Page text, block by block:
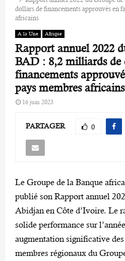
dollars de financements approuvés en
africains
A la Une Afrique
Rapport annuel 2022
BAD : 8,2 milliards de
financements
pays membres africains
16 juin 2023
PARTAGER 0
Le Groupe de la Banque
publié son Rapport annuel
Abidjan en Côte d’Ivoire. Le
solide performance sur
augmentation significative
membres régionaux du